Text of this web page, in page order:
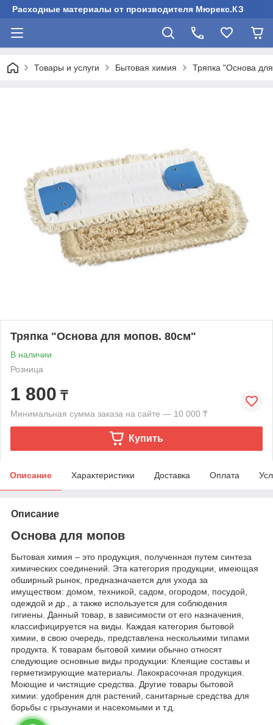
Расходные материалы от производителя Мюрекс.КЗ
Товары и услуги Бытовая химия Тряпка "Основа
Тряпка "Основа для мопов. 80см"
В наличии
Розница
1 800 ₸
Минимальная сумма заказа на сайте — 10 000 ₸
Купить
Описание Характеристики Доставка Оплата
Описание
Основа для мопов
Бытовая химия – это продукция, полученная путем синтеза
химических соединений. Эта категория продукции, имеющая
обширный рынок, предназначается для ухода за
имуществом: домом, техникой, садом, огородом, посудой,
одеждой и др., а также используется для соблюдения
гигиены. Данный товар, в зависимости от его назначения,
классифицируется на виды. Каждая категория бытовой
химии, в свою очередь, представлена несколькими типами
продукта. К товарам бытовой химии обычно относят
следующие основные виды продукции: Клеящие составы и
герметизирующие материалы. Лакокрасочная продукция.
Моющие и чистящие средства. Другие товары бытовой
химии: удобрения для растений, санитарные средства для
борьбы с грызунами и насекомыми и т.д.